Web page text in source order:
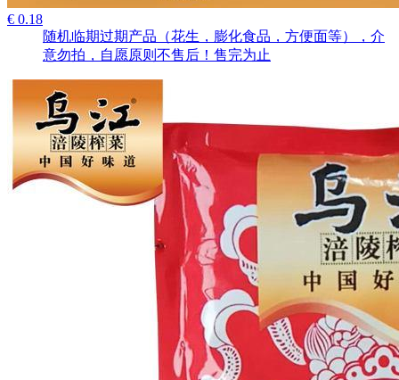
€ 0.18
随机临期过期产品（花生，膨化食品，方便面等），介
意勿拍，自愿原则不售后！售完为止